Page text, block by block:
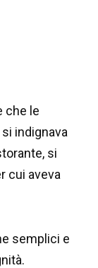
che le
indignava
si
cui aveva
semplici e